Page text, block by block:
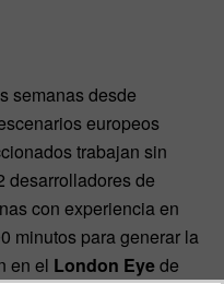
semanas desde
europeos
trabajan sin
desarrolladores de
con experiencia en
minutos para generar la
en el London Eyede